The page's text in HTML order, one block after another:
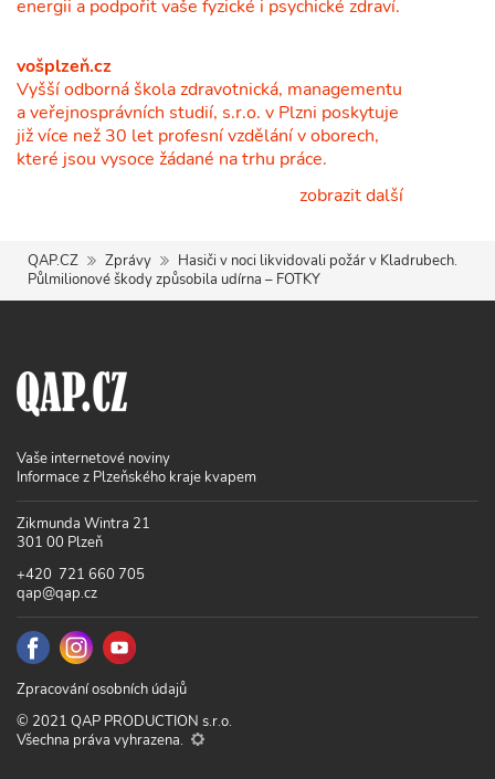
energii a podpořit vaše fyzické i psychické zdraví.
vošplzeň.cz
Vyšší odborná škola zdravotnická, managementu
a veřejnosprávních studií, s.r.o. v Plzni poskytuje
již více než 30 let profesní vzdělání v oborech,
které jsou vysoce žádané na trhu práce.
zobrazit další
QAP.CZ Zprávy
Hasiči v noci likvidovali požár v Kladrubech.
Půlmilionové škody způsobila udírna – FOTKY
Vaše internetové noviny
Informace z Plzeňského kraje kvapem
Zikmunda Wintra 21
301 00 Plzeň
+420 721 660 705
qap@qap.cz
Zpracování osobních údajů
© 2021 QAP PRODUCTION s.r.o.
Všechna práva vyhrazena.